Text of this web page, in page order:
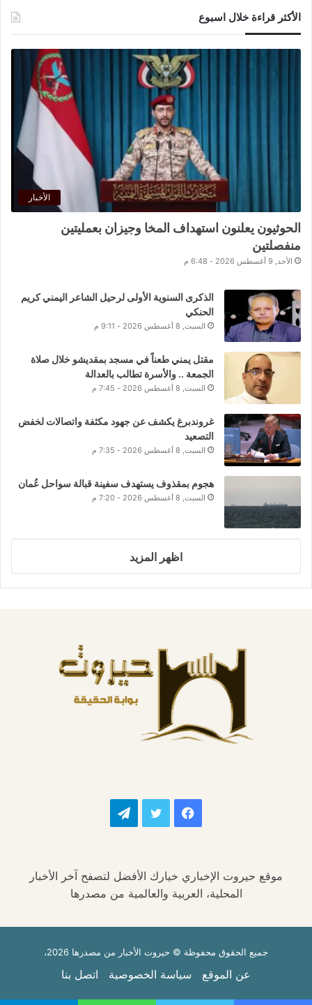
الأكثر قراءة خلال اسبوع
الأخبار
الحوثيون يعلنون استهداف المخا وجيزان بعمليتين
منفصلتين
الأحد, 9 أغسطس 2026 - 6:48 م
الذكرى السنوية الأولى لرحيل الشاعر اليمني كريم
الحنكي
السبت, 8 أغسطس 2026 - 9:11 م
مقتل يمني طعناً في مسجد بمقديشو خلال صلاة
الجمعة .. والأسرة تطالب بالعدالة
السبت, 8 أغسطس 2026 - 7:45 م
غروندبرغ يكشف عن جهود مكثفة واتصالات لخفض
التصعيد
السبت, 8 أغسطس 2026 - 7:35 م
هجوم بمقذوف يستهدف سفينة قبالة سواحل عُمان
السبت, 8 أغسطس 2026 - 7:20 م
اظهر المزيد
فيسبوك تويتر تيلقرام
موقع حيروت الإخباري خيارك الأفضل لتصفح آخر الأخبار
المحلية، العربية والعالمية من مصدرها
جميع الحقوق محفوظة © حيروت الأخبار من مصدرها 2026،
عن الموقع سياسة الخصوصية اتصل بنا